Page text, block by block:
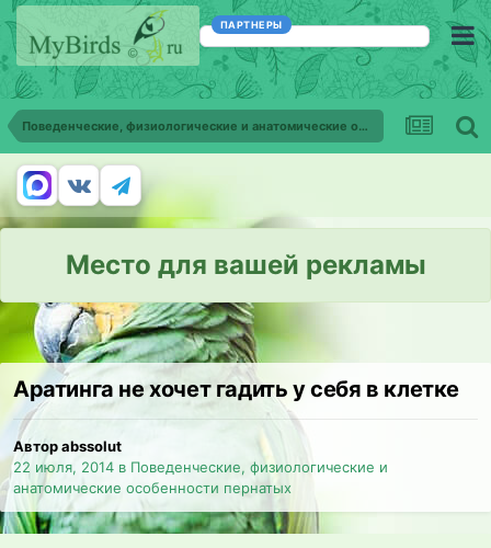
ПАРТНЕРЫ
Поведенческие, физиологические и анатомические особенности пернатых
Место для вашей рекламы
Аратинга не хочет гадить у себя в клетке
Автор abssolut
22 июля, 2014 в Поведенческие, физиологические и
анатомические особенности пернатых